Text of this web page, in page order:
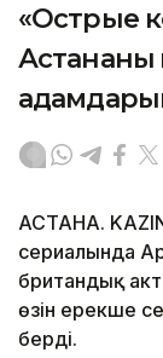
«Острые
Астананың
АСТАНА.
сериалында
британдық
өзін ерекше
берді.